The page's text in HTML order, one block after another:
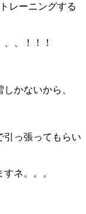
レーニングする
、！！！
かないから、
引っ張ってもらい
ネ。。。